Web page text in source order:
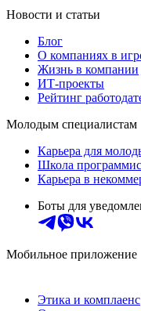
Новости и статьи
Блог
О компаниях в
Жизнь в компании
ИТ-проекты
Рейтинг
Молодым специалистам
Карьера для
Школа
Карьера в
Боты для
Мобильное приложение
Этика и комплаенс